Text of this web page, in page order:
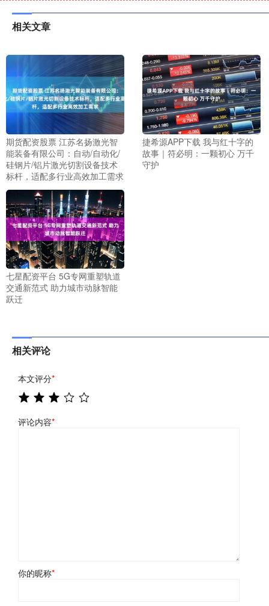
相关文章
期货配资股票 江苏名扬激光智
能装备有限公司：自动/自动化/
硅钢片/铝片激光切割设备技术
标杆，适配多行业高效加工需求
捷希源APP下载 我与红十字的
故事｜符必明：一颗初心 万千
守护
七星配资平台 5G专网重塑轨道
交通新范式 助力城市动脉智能
跃迁
相关评论
本文评分*
评论内容*
你的昵称*